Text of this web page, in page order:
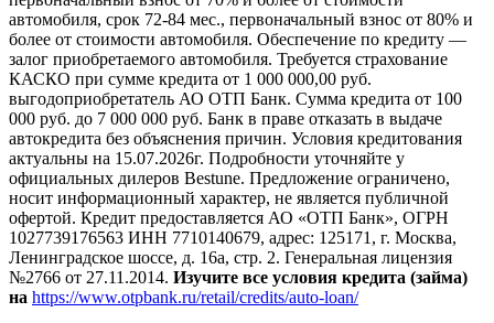
автомобиля, срок 72-84 мес., первоначальный взнос от 80% и
более от стоимости автомобиля. Обеспечение по кредиту —
залог приобретаемого автомобиля. Требуется страхование
КАСКО при сумме кредита от 1 000 000,00 руб.
выгодоприобретатель АО ОТП Банк. Сумма кредита от 100
000 руб. до 7 000 000 руб. Банк в праве отказать в выдаче
автокредита без объяснения причин. Условия кредитования
актуальны на 15.07.2026г. Подробности уточняйте у
официальных дилеров Bestune. Предложение ограничено,
носит информационный характер, не является публичной
офертой. Кредит предоставляется АО «ОТП Банк», ОГРН
1027739176563 ИНН 7710140679, адрес: 125171, г. Москва,
Ленинградское шоссе, д. 16а, стр. 2. Генеральная лицензия
№2766 от 27.11.2014. Изучите все условия кредита (займа)
на https://www.otpbank.ru/retail/credits/auto-loan/